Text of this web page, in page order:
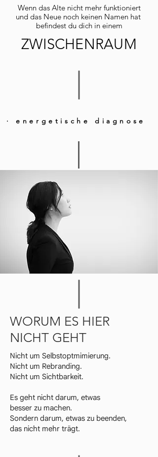
Wenn das Alte nicht mehr funktioniert
und das Neue noch keinen Namen hat
befindest du dich in einem
ZWISCHENRAUM
· energetische diagnose
WORUM ES HIER
NICHT GEHT
Nicht um Selbstoptmimierung.
Nicht um Rebranding.
Nicht um Sichtbarkeit.
Es geht nicht darum, etwas
besser zu machen.
Sondern darum, etwas zu beenden,
das nicht mehr trägt.